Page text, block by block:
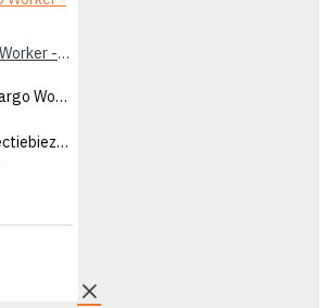
Workman Cargo Worker - 1274
Workman Heren Cargo Worker
Voorzien van reflectiebiezen